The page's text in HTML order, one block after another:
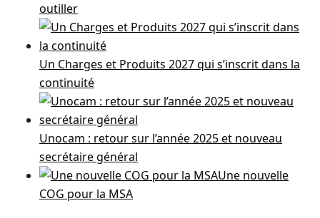
outiller
Un Charges et Produits 2027 qui s’inscrit dans la
continuité
Unocam : retour sur l’année 2025 et nouveau
secrétaire général
Une nouvelle
COG pour la MSA